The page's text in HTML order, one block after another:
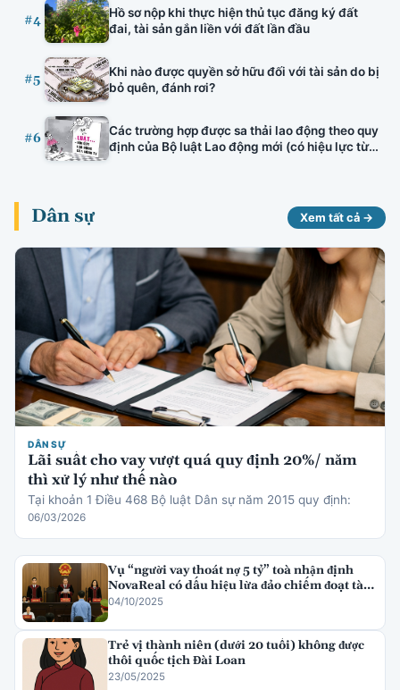
#4
Hồ sơ nộp khi thực hiện thủ tục đăng ký đất
đai, tài sản gắn liền với đất lần đầu
#5
Khi nào được quyền sở hữu đối với tài sản do bị
bỏ quên, đánh rơi?
#6
Các trường hợp được sa thải lao động theo quy
định của Bộ luật Lao động mới (có hiệu lực từ
Dân sự Xem tất cả →
DÂN SỰ
Lãi suất cho vay vượt quá quy định 20%/ năm
thì xử lý như thế nào
Tại khoản 1 Điều 468 Bộ luật Dân sự năm 2015 quy định:
06/03/2026
Vụ “người vay thoát nợ 5 tỷ” toà nhận định
NovaReal có dấu hiệu lừa đảo chiếm đoạt tài
sản
04/10/2025
Trẻ vị thành niên (dưới 20 tuổi) không được
thôi quốc tịch Đài Loan
23/05/2025